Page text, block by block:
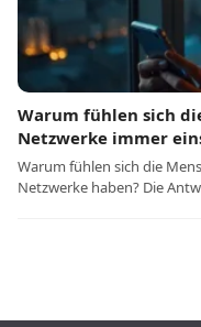
Warum fühlen sich
Netzwerke immer
Warum fühlen sich die
Netzwerke haben? Die